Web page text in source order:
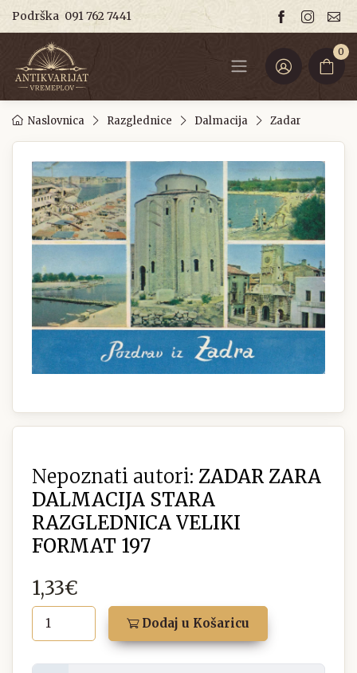
Podrška 091 762 7441
0
Naslovnica Razglednice Dalmacija Zadar
Nepoznati autori: ZADAR ZARA
DALMACIJA STARA
RAZGLEDNICA VELIKI
FORMAT 197
1,33€
Dodaj u Košaricu